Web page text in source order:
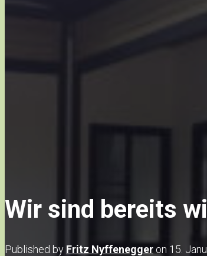
Wir sind bereits
Published by Fritz Nyffeneggeron 15.